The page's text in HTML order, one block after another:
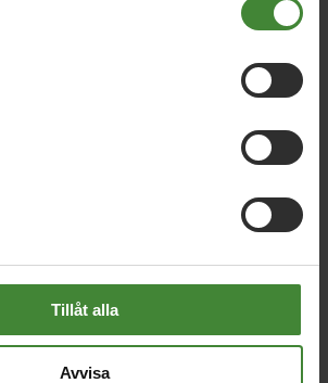
Tillåt alla
Avvisa
sida och hjälp oss